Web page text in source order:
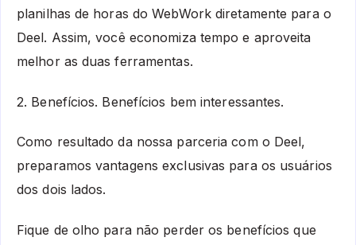
planilhas de horas do WebWork diretamente para o
Deel. Assim, você economiza tempo e aproveita
melhor as duas ferramentas.
2. Benefícios. Benefícios bem interessantes.
Como resultado da nossa parceria com o Deel,
preparamos vantagens exclusivas para os usuários
dos dois lados.
Fique de olho para não perder os benefícios que